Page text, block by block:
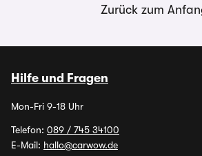
Zurück zum
Hilfe und Fragen
Mon-Fri 9-18 Uhr
Telefon: 089 / 745 34100
E-Mail: hallo@carwow.de